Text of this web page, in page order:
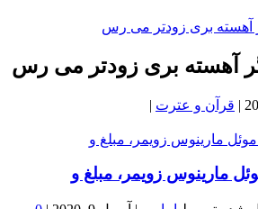
آهسته بری زودتر می رس
| قرآن و عترت |
مارینوس زویمر، مبلغ و